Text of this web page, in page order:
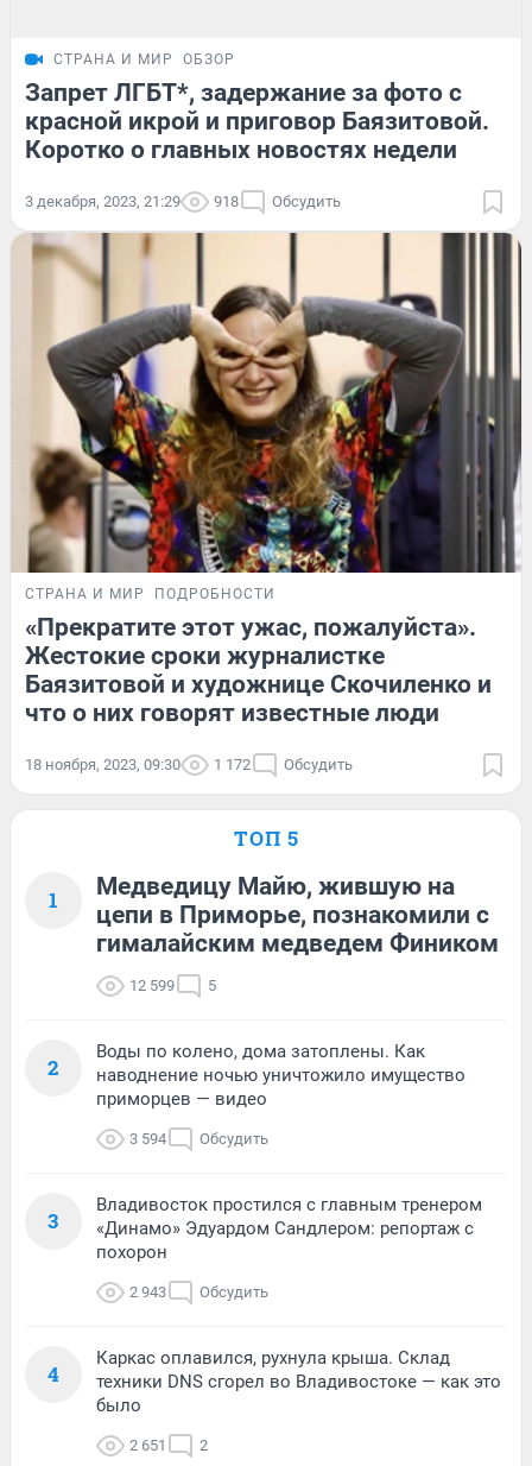
СТРАНА И МИР ОБЗОР
Запрет ЛГБТ*, задержание за фото с
красной икрой и приговор Баязитовой.
Коротко о главных новостях недели
3 декабря, 2023, 21:29 918 Обсудить
СТРАНА И МИР ПОДРОБНОСТИ
«Прекратите этот ужас, пожалуйста».
Жестокие сроки журналистке
Баязитовой и художнице Скочиленко и
что о них говорят известные люди
18 ноября, 2023, 09:30 1 172 Обсудить
ТОП 5
1
Медведицу Майю, жившую на
цепи в Приморье, познакомили с
гималайским медведем Фиником
12 599 5
2
Воды по колено, дома затоплены. Как
наводнение ночью уничтожило имущество
приморцев — видео
3 594 Обсудить
3
Владивосток простился с главным тренером
«Динамо» Эдуардом Сандлером: репортаж с
похорон
2 943 Обсудить
4
Каркас оплавился, рухнула крыша. Склад
техники DNS сгорел во Владивостоке — как это
было
2 651 2